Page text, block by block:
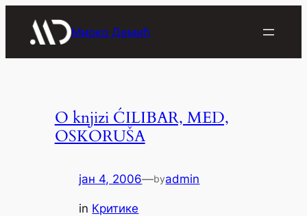
Мирко Демић
O knjizi ĆILIBAR, MED,
OSKORUŠA
јан 4, 2006—byadmin
in Критике